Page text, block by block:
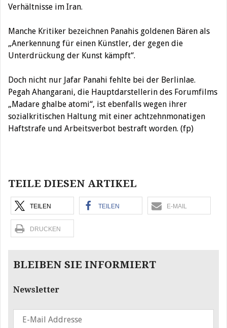
Verhältnisse im Iran.
Manche Kritiker bezeichnen Panahis goldenen Bären als
„Anerkennung für einen Künstler, der gegen die
Unterdrückung der Kunst kämpft“.
Doch nicht nur Jafar Panahi fehlte bei der Berlinlae.
Pegah Ahangarani, die Hauptdarstellerin des Forumfilms
„Madare ghalbe atomi“, ist ebenfalls wegen ihrer
sozialkritischen Haltung mit einer achtzehnmonatigen
Haftstrafe und Arbeitsverbot bestraft worden. (fp)
TEILE DIESEN ARTIKEL
TEILEN TEILEN E-MAIL
DRUCKEN
BLEIBEN SIE INFORMIERT
Newsletter